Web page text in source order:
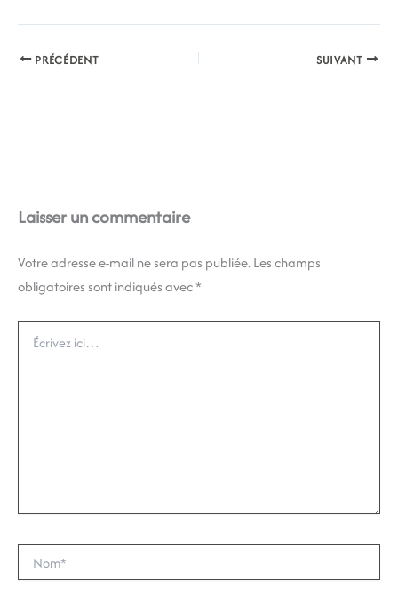
PRÉCÉDENT SUIVANT
Laisser un commentaire
Votre adresse e-mail ne sera pas publiée.Les champs
obligatoires sont indiqués avec*
ici…